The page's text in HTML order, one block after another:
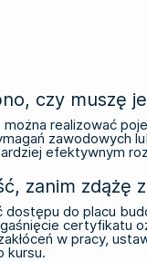
czy muszę
realizować
zawodowych
efektywnym
zanim zdążę
do placu
certyfikatu
w pracy,
kursu.